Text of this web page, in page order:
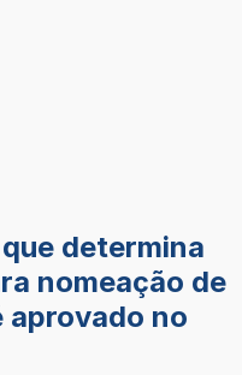
determina
nomeação de
aprovado no